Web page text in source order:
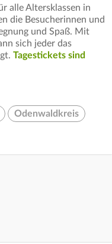
alle Altersklassen in
die Besucherinnen und
und Spaß. Mit
sich jeder das
Tagestickets sind
Odenwaldkreis